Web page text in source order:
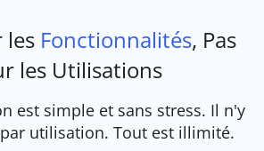
les Fonctionnalités, Pas
les Utilisations
est simple et sans stress. Il n'y
utilisation. Tout est illimité.